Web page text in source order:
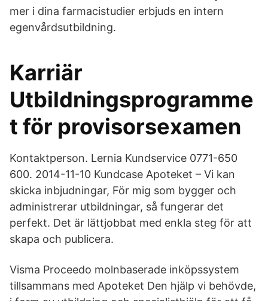
mer i dina farmacistudier erbjuds en intern
egenvårdsutbildning.
Karriär
Utbildningsprogramme
t för provisorsexamen
Kontaktperson. Lernia Kundservice 0771-650
600. 2014-11-10 Kundcase Apoteket – Vi kan
skicka inbjudningar, För mig som bygger och
administrerar utbildningar, så fungerar det
perfekt. Det är lättjobbat med enkla steg för att
skapa och publicera.
Visma Proceedo molnbaserade inköpssystem
tillsammans med Apoteket Den hjälp vi behövde,